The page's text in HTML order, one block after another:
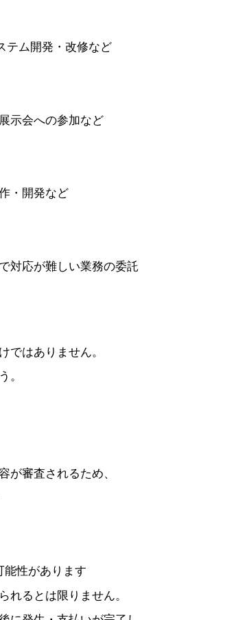
テム開発・改修など
示会への参加など
・開発など
対応が難しい業務の委託
ではありません。
。
が審査されるため、
能性があります
れるとは限りません。